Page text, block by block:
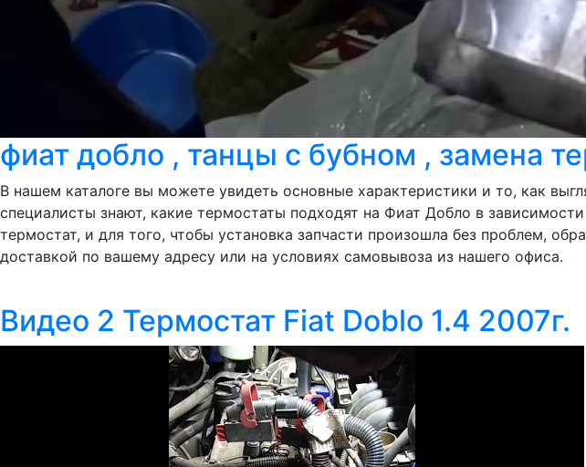
фиат добло , танцы с бубном , замена
В нашем каталоге вы можете увидеть основные характеристики и то, как
специалисты знают, какие термостаты подходят на Фиат Добло в
термостат, и для того, чтобы установка запчасти произошла без проблем,
доставкой по вашему адресу или на условиях самовывоза из нашего офиса.
Видео 2 Термостат Fiat Doblo 1.4 2007г.